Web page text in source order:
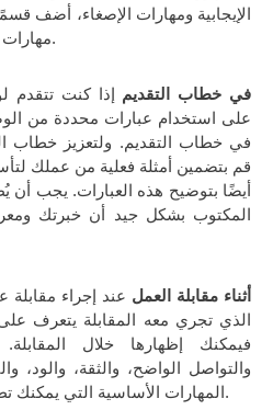
الإيجابية ومهارات الإصغاء، أضف
مهارات التعامل مع الآخرين.
في خطاب التقديم إذا كنت تتقدم
على استخدام عبارات محددة من
في خطاب التقديم. ولتعزيز خطاب
قم بتضمين أمثلة فعلية من عملك
أيضًا بتوضيح هذه العبارات. يجب أن
المكتوب بشكل جيد أن خبرتك
أثناء مقابلة العمل عند إجراء مقابلة
الذي تجري معه المقابلة يتعرف
فيمكنك إظهارها خلال
والتواصل الواضح، والثقة، والود،
المهارات الأساسية التي يمكنك تطبيقها للمضي قدماً.